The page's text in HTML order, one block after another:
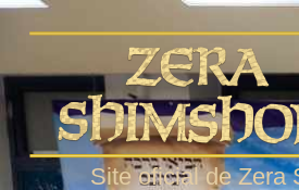
Site oficial de Zera